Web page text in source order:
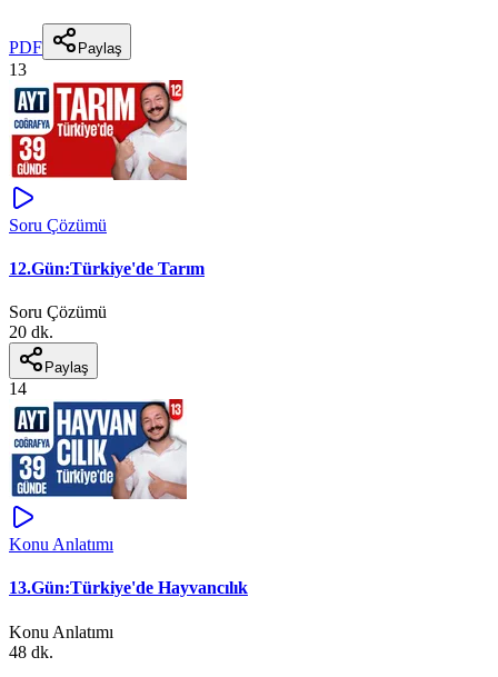
PDF Paylaş
13
Soru Çözümü
12.Gün:Türkiye'de Tarım
Soru Çözümü
20 dk.
Paylaş
14
Konu Anlatımı
13.Gün:Türkiye'de Hayvancılık
Konu Anlatımı
48 dk.